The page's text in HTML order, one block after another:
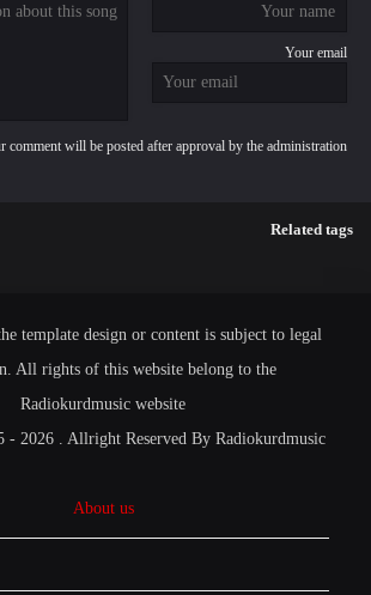
Your email
comment will be posted after approval by the administration
Related tags
template design or content is subject to legal
All rights of this website belong to the
Radiokurdmusic website
- 2026 . Allright Reserved By Radiokurdmusic
About us